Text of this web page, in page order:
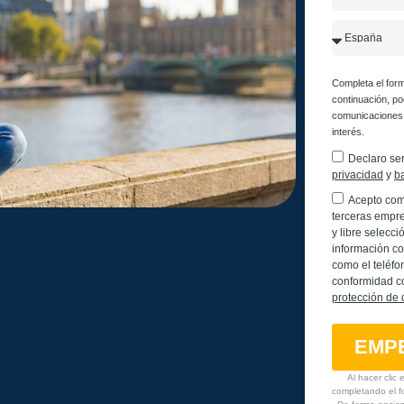
Completa el
continuación,
interés.
Declaro
privacidad y
Acepto
terceras
y libre
información
como el
conformidad
protección de
Al hacer clic
completando el